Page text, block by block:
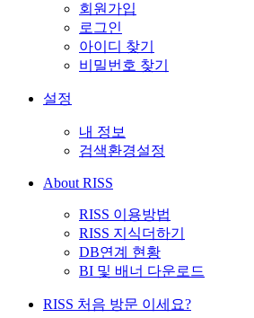
회원가입
로그인
아이디 찾기
비밀번호 찾기
설정
내 정보
검색환경설정
About RISS
RISS 이용방법
RISS 지식더하기
DB연계 현황
BI 및 배너 다운로드
RISS 처음 방문 이세요?